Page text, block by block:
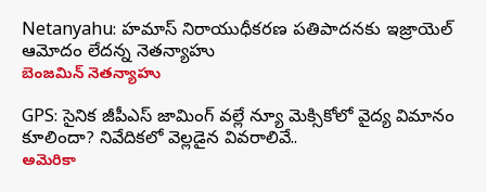
Netanyahu: హమాస్ నిరాయుధీకరణ ప్రతిపాదనకు ఇజ్రాయెల్
ఆమోదం లేదన్న నెతన్యాహు
బెంజమిన్ నెతన్యాహు
GPS: సైనిక జీపీఎస్ జామింగ్ వల్లే న్యూ మెక్సికోలో వైద్య విమానం
కూలిందా? నివేదికలో వెల్లడైన వివరాలివే..
అమెరికా